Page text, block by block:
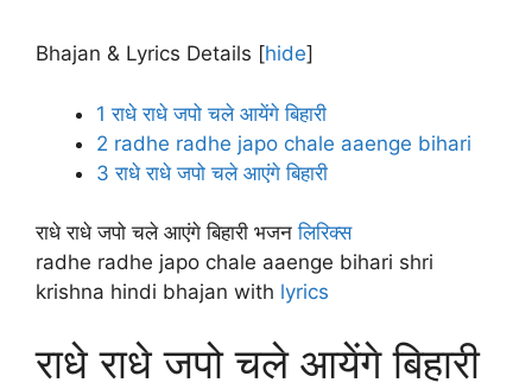
Bhajan & Lyrics Details [hide]
1 राधे राधे जपो चले आयेंगे बिहारी
2 radhe radhe japo chale aaenge bihari
3 राधे राधे जपो चले आएंगे बिहारी
राधे राधे जपो चले आएंगे बिहारी भजनलिरिक्स
radhe radhe japo chale aaenge bihari shri
krishna hindi bhajan with lyrics
राधे राधे जपो चले आयेंगे बिहारी